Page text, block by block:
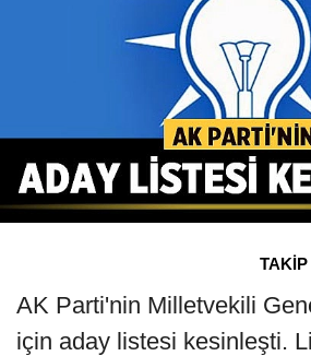
TAKİP
AK Parti'nin Milletvekili
için aday listesi kesinleşti.